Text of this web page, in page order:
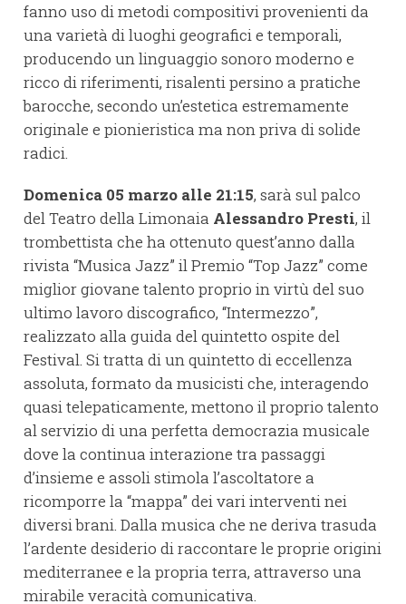
fanno uso di metodi compositivi provenienti da
una varietà di luoghi geografici e temporali,
producendo un linguaggio sonoro moderno e
ricco di riferimenti, risalenti persino a pratiche
barocche, secondo un’estetica estremamente
originale e pionieristica ma non priva di solide
radici.
Domenica 05 marzo alle 21:15, sarà sul palco
del Teatro della Limonaia Alessandro Presti, il
trombettista che ha ottenuto quest’anno dalla
rivista “Musica Jazz” il Premio “Top Jazz” come
miglior giovane talento proprio in virtù del suo
ultimo lavoro discografico, “Intermezzo”,
realizzato alla guida del quintetto ospite del
Festival. Si tratta di un quintetto di eccellenza
assoluta, formato da musicisti che, interagendo
quasi telepaticamente, mettono il proprio talento
al servizio di una perfetta democrazia musicale
dove la continua interazione tra passaggi
d’insieme e assoli stimola l’ascoltatore a
ricomporre la “mappa” dei vari interventi nei
diversi brani. Dalla musica che ne deriva trasuda
l’ardente desiderio di raccontare le proprie origini
mediterranee e la propria terra, attraverso una
mirabile veracità comunicativa.